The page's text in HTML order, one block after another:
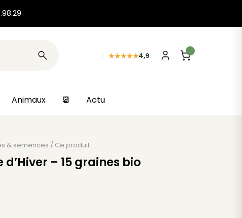
★★★★★4,9
Animaux 📆 Actu
& semences / Ce produit
– 15 graines bio